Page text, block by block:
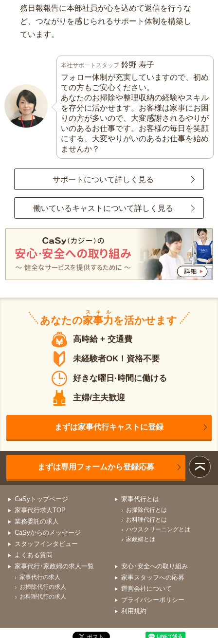
務日報報告に本部社員が心を込めて返信を行うな
ど、つながりを感じられるサポート体制を構築し
ています。
本社サポートスタッフ 鈴野 寿子
フォロー体制が充実していますので、初め
ての方もご安心ください。
あなたのお掃除や整理収納の経験やスキル
を存分に活かせます。お客様は家事にお困
りの方が多いので、大変感謝されるやりが
いのあるお仕事です。お客様の毎日を笑顔
にする、大変やりがいのあるお仕事を始め
ませんか？
サポートについて詳しく見る
働いているキャストについて詳しく見る
あなたの家事力
スキル
を活かせます
高時給 + 交通費
未経験者OK！資格不要
好きな曜日·時間に働ける
主婦/主夫歓迎
まずは家事代行キャストに登録
まずは専用フォームから登録応募
CaSyトップページ
家事代行求人TOP
業務委託の求人
CaSyからのメッセージ
スタッフインタビュー
よくある質問
家事代行とは
お掃除代行とは
お料理代行とは
ハウスクリーニングとは
家政婦とは
家事代行･家政婦の求人一覧
家事代行の求人
お掃除代行の求人
お料理代行の求人
安心･安全への取り組み
家事スタッフへの応募
運営会社について
プライバシーポリシー
利用規約